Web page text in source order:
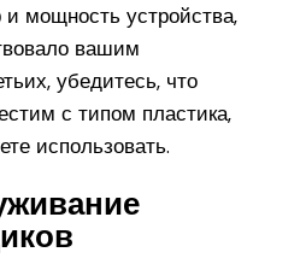
мощность устройства,
вашим
убедитесь, что
с типом пластика,
использовать.